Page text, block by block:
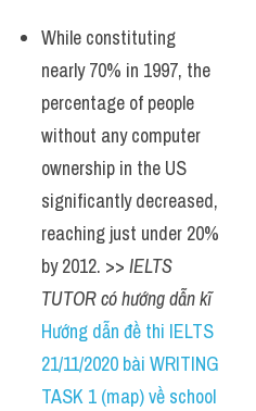
While constituting
nearly 70% in 1997, the
percentage of people
without any computer
ownership in the US
significantly decreased,
reaching just under 20%
by 2012. >> IELTS
TUTOR có hướng dẫn kĩ
Hướng dẫn đề thi IELTS
21/11/2020 bài WRITING
TASK 1 (map) về school